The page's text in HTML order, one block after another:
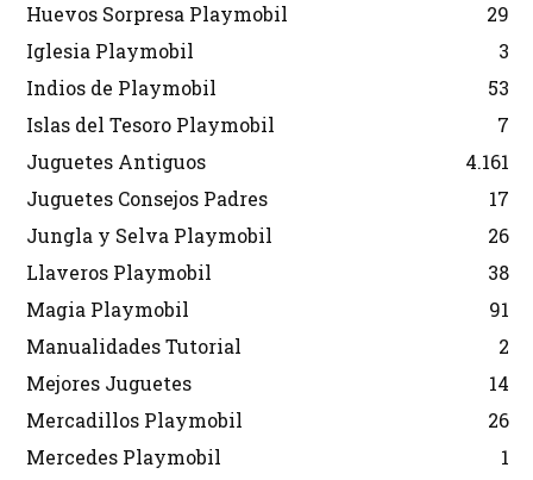
Huevos Sorpresa Playmobil
29
Iglesia Playmobil
3
Indios de Playmobil
53
Islas del Tesoro Playmobil
7
Juguetes Antiguos
4.161
Juguetes Consejos Padres
17
Jungla y Selva Playmobil
26
Llaveros Playmobil
38
Magia Playmobil
91
Manualidades Tutorial
2
Mejores Juguetes
14
Mercadillos Playmobil
26
Mercedes Playmobil
1